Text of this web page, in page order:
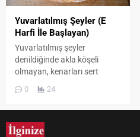
Yuvarlatılmış Şeyler (E
Harfi İle Başlayan)
Yuvarlatılmış şeyler
denildiğinde akla köşeli
olmayan, kenarları sert
daha çok eğimli, oval ya da
şeyler bazen doğada
0 24